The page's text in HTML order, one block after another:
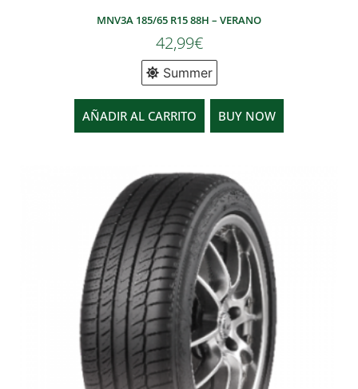
MNV3A 185/65 R15 88H – VERANO
42,99€
Summer
AÑADIR AL CARRITO BUY NOW